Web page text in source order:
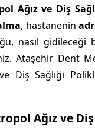
Ağız ve Diş
, hastanenin
nasıl gidileceği
Ataşehir Dent
Diş Sağlığı
Ağız ve